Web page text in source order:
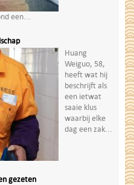
een...
Huang
Weiguo, 58,
heeft wat hij
beschrijft als
een ietwat
saaie klus
waarbij elke
dag een zak...
gezeten